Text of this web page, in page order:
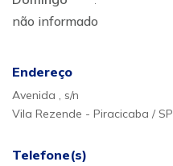
não informado
Endereço
Avenida , s/n
Vila Rezende - Piracicaba / SP
Telefone(s)